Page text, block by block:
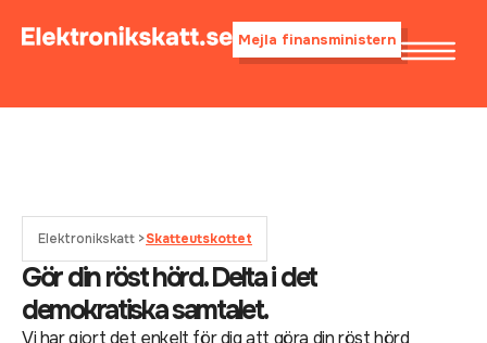
Mejla finansministern
Elektronikskatt >Skatteutskottet
Gör din röst hörd. Delta i det
demokratiska samtalet.
Vi har gjort det enkelt för dig att göra din röst hörd